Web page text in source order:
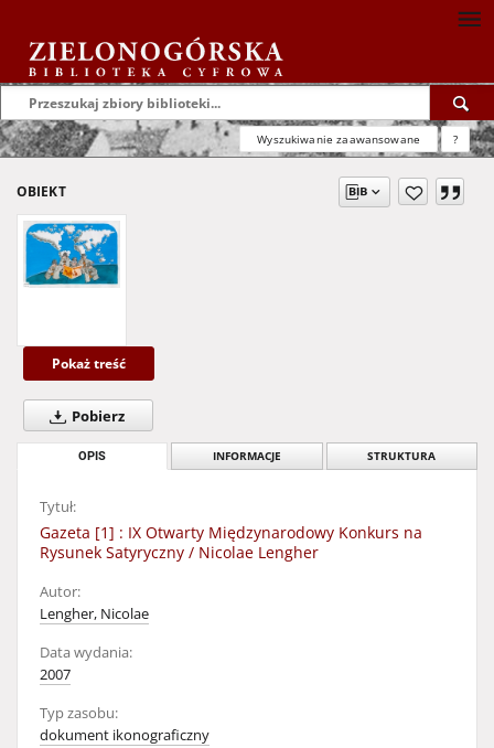
Wyszukiwanie zaawansowane ?
OBIEKT
Pokaż treść
Pobierz
OPIS INFORMACJE STRUKTURA
Tytuł:
Gazeta [1] : IX Otwarty Międzynarodowy Konkurs na
Rysunek Satyryczny / Nicolae Lengher
Autor:
Lengher, Nicolae
Data wydania:
2007
Typ zasobu:
dokument ikonograficzny